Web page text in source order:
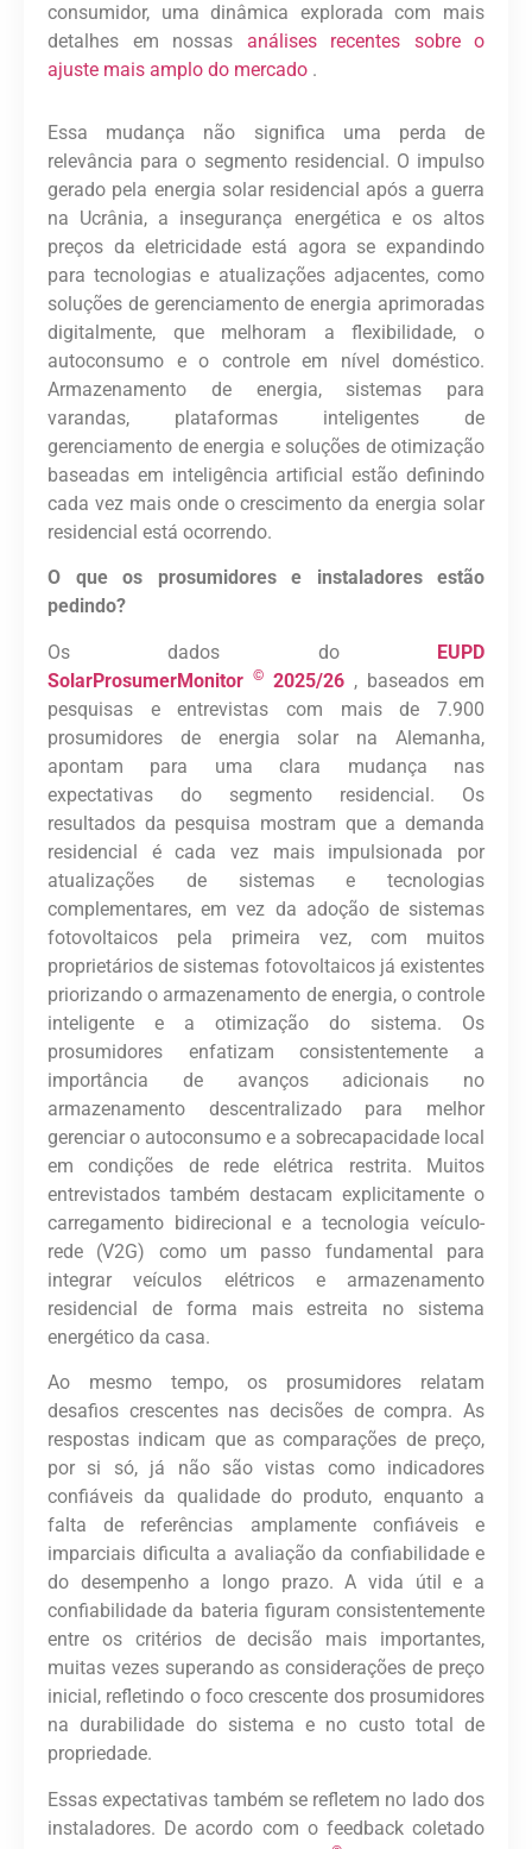
consumidor, uma dinâmica explorada com mais
detalhes em nossas análises recentes sobre o
ajuste mais amplo do mercado .
Essa mudança não significa uma perda de
relevância para o segmento residencial. O impulso
gerado pela energia solar residencial após a guerra
na Ucrânia, a insegurança energética e os altos
preços da eletricidade está agora se expandindo
para tecnologias e atualizações adjacentes, como
soluções de gerenciamento de energia aprimoradas
digitalmente, que melhoram a flexibilidade, o
autoconsumo e o controle em nível doméstico.
Armazenamento de energia, sistemas para
varandas, plataformas inteligentes de
gerenciamento de energia e soluções de otimização
baseadas em inteligência artificial estão definindo
cada vez mais onde o crescimento da energia solar
residencial está ocorrendo.
O que os prosumidores e instaladores estão
pedindo?
Os dados do EUPD
SolarProsumerMonitor © 2025/26 , baseados em
pesquisas e entrevistas com mais de 7.900
prosumidores de energia solar na Alemanha,
apontam para uma clara mudança nas
expectativas do segmento residencial. Os
resultados da pesquisa mostram que a demanda
residencial é cada vez mais impulsionada por
atualizações de sistemas e tecnologias
complementares, em vez da adoção de sistemas
fotovoltaicos pela primeira vez, com muitos
proprietários de sistemas fotovoltaicos já existentes
priorizando o armazenamento de energia, o controle
inteligente e a otimização do sistema. Os
prosumidores enfatizam consistentemente a
importância de avanços adicionais no
armazenamento descentralizado para melhor
gerenciar o autoconsumo e a sobrecapacidade local
em condições de rede elétrica restrita. Muitos
entrevistados também destacam explicitamente o
carregamento bidirecional e a tecnologia veículo-
rede (V2G) como um passo fundamental para
integrar veículos elétricos e armazenamento
residencial de forma mais estreita no sistema
energético da casa.
Ao mesmo tempo, os prosumidores relatam
desafios crescentes nas decisões de compra. As
respostas indicam que as comparações de preço,
por si só, já não são vistas como indicadores
confiáveis ​​da qualidade do produto, enquanto a
falta de referências amplamente confiáveis ​​e
imparciais dificulta a avaliação da confiabilidade e
do desempenho a longo prazo. A vida útil e a
confiabilidade da bateria figuram consistentemente
entre os critérios de decisão mais importantes,
muitas vezes superando as considerações de preço
inicial, refletindo o foco crescente dos prosumidores
na durabilidade do sistema e no custo total de
propriedade.
Essas expectativas também se refletem no lado dos
instaladores. De acordo com o feedback coletado